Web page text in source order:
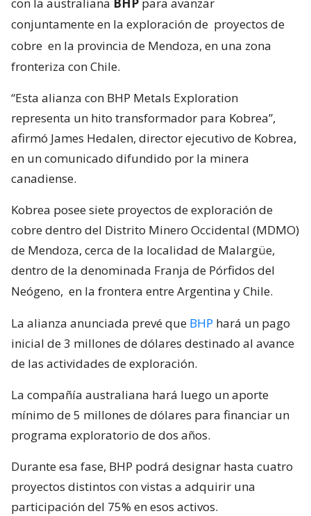
conjuntamente en la exploración de proyectos de
cobre en la provincia de Mendoza, en una zona
fronteriza con Chile.
“Esta alianza con BHP Metals Exploration
representa un hito transformador para Kobrea”,
afirmó James Hedalen, director ejecutivo de Kobrea,
en un comunicado difundido por la minera
canadiense.
Kobrea posee siete proyectos de exploración de
cobre dentro del Distrito Minero Occidental (MDMO)
de Mendoza, cerca de la localidad de Malargüe,
dentro de la denominada Franja de Pórfidos del
Neógeno, en la frontera entre Argentina y Chile.
La alianza anunciada prevé que BHP hará un pago
inicial de 3 millones de dólares destinado al avance
de las actividades de exploración.
La compañía australiana hará luego un aporte
mínimo de 5 millones de dólares para financiar un
programa exploratorio de dos años.
Durante esa fase, BHP podrá designar hasta cuatro
proyectos distintos con vistas a adquirir una
participación del 75% en esos activos.